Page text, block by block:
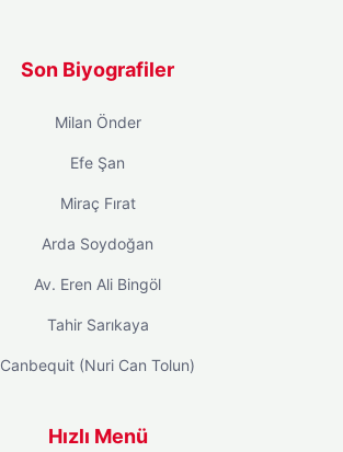
Son Biyografiler
Milan Önder
Efe Şan
Miraç Fırat
Arda Soydoğan
Av. Eren Ali Bingöl
Tahir Sarıkaya
Canbequit (Nuri Can Tolun)
Hızlı Menü